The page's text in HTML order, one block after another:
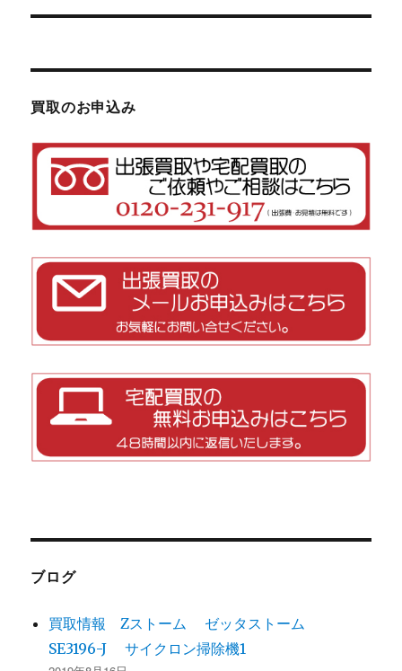
シ
ン
稿:
買取のお申込み
ブログ
買取情報 Zストーム ゼッタストーム
SE3196-J サイクロン掃除機1